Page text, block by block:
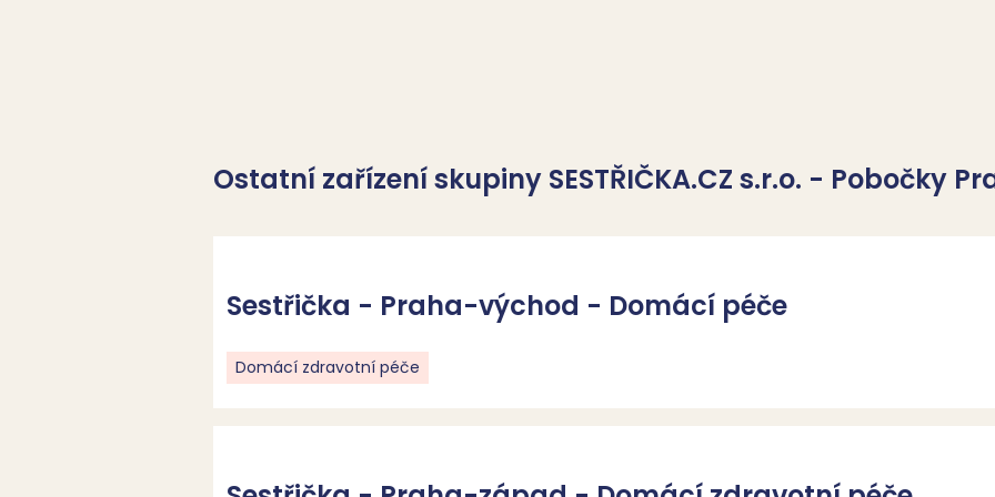
Ostatní zařízení skupiny SESTŘIČKA.CZ s.r.o. - Pobočky
Sestřička - Praha-východ - Domácí péče
Domácí zdravotní péče